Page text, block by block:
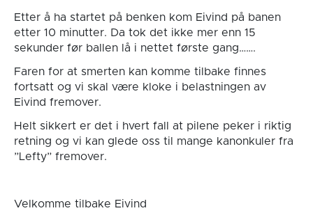
Etter å ha startet på benken kom Eivind på banen
etter 10 minutter. Da tok det ikke mer enn 15
sekunder før ballen lå i nettet første gang…….
Faren for at smerten kan komme tilbake finnes
fortsatt og vi skal være kloke i belastningen av
Eivind fremover.
Helt sikkert er det i hvert fall at pilene peker i riktig
retning og vi kan glede oss til mange kanonkuler fra
”Lefty” fremover.
Velkomme tilbake Eivind